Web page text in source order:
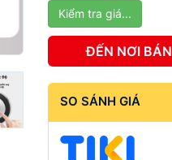
Kiểm tra giá...
ĐẾN NƠI BÁN
SO SÁNH GIÁ